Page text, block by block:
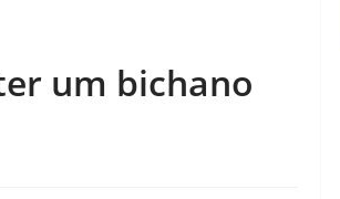
um bichano